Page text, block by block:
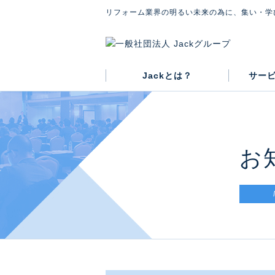
リフォーム業界の明るい未来の為に、集い・
Jackとは？
グループ概要
代表紹介
会則
サー
お